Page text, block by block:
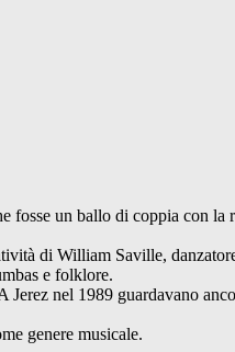
fosse un ballo di coppia con la
di William Saville,
e folklore.
nel 1989 guardavano
genere musicale.